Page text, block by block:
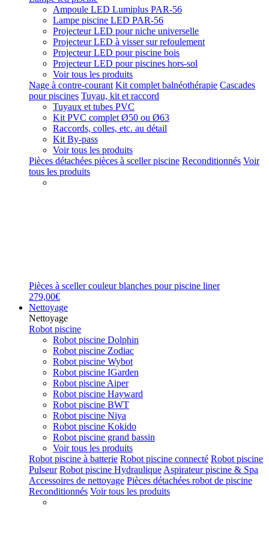
Ampoule LED Lumiplus PAR-56
Lampe piscine LED PAR-56
Projecteur LED pour niche universelle
Projecteur LED à visser sur refoulement
Projecteur LED pour piscine bois
Projecteur LED pour piscines hors-sol
Voir tous les produits
Nage à contre-courant Kit complet balnéothérapie Cascades
pour piscines Tuyau, kit et raccord
Tuyaux et tubes PVC
Kit PVC complet Ø50 ou Ø63
Raccords, colles, etc. au détail
Kit By-pass
Voir tous les produits
Pièces détachées pièces à sceller piscine Reconditionnés Voir
tous les produits
Pièces à sceller couleur blanches pour piscine liner
279,00€
Nettoyage
Nettoyage
Robot piscine
Robot piscine Dolphin
Robot piscine Zodiac
Robot piscine Wybot
Robot piscine IGarden
Robot piscine Aiper
Robot piscine Hayward
Robot piscine BWT
Robot piscine Niya
Robot piscine Kokido
Robot piscine grand bassin
Voir tous les produits
Robot piscine à batterie Robot piscine connecté Robot piscine
Pulseur Robot piscine Hydraulique Aspirateur piscine & Spa
Accessoires de nettoyage Pièces détachées robot de piscine
Reconditionnés Voir tous les produits